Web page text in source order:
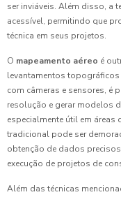
ser inviáveis. Além disso, a
acessível, permitindo que
técnica em seus projetos.
O mapeamento aéreo é
levantamentos
com câmeras e sensores, é
resolução e gerar modelos
especialmente útil em áreas
tradicional pode ser
obtenção de dados
execução de projetos de
Além das técnicas